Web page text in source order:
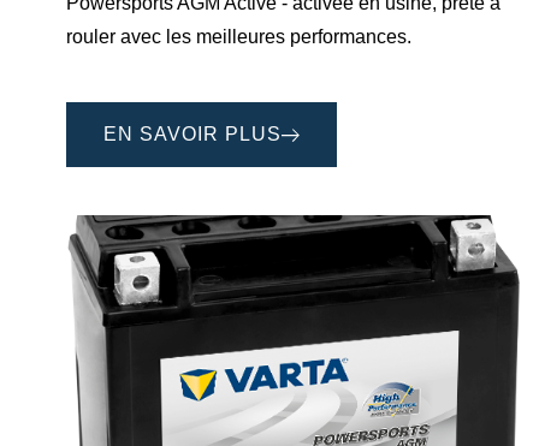
rouler avec les meilleures performances.
EN SAVOIR PLUS